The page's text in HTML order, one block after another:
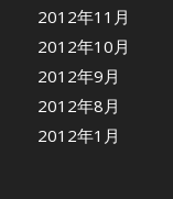
2012年11月
2012年10月
2012年9月
2012年8月
2012年1月